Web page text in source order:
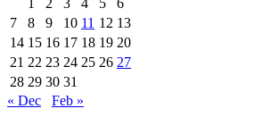
1
2 3 4 5
6
7
8 9 10 11 12 13
14 15 16 17 18 19 20
21 22 23 24 25 26 27
28 29 30 31
« Dec
Feb »